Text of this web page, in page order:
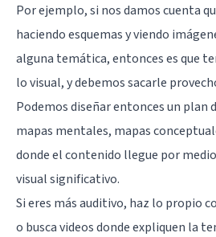
Por ejemplo, si nos damos cuenta
haciendo esquemas y viendo
alguna temática, entonces es que
lo visual, y debemos sacarle
Podemos diseñar entonces un plan
mapas mentales, mapas
donde el contenido llegue por
visual significativo.
Si eres más auditivo, haz lo propio
o busca videos donde expliquen la